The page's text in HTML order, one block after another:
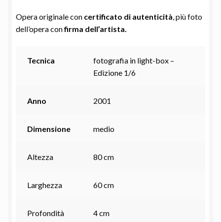
Opera originale con certificato di autenticità, più foto
dell’opera confirma dell’artista.
Tecnica
fotografia in light-box –
Edizione 1/6
Anno 2001
Dimensione medio
Altezza 80 cm
Larghezza 60 cm
Profondità 4 cm